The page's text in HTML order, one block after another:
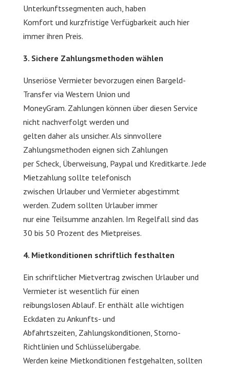
Unterkunftssegmenten auch, haben
Komfort und kurzfristige Verfügbarkeit auch hier
immer ihren Preis.
3. Sichere Zahlungsmethoden wählen
Unseriöse Vermieter bevorzugen einen Bargeld-
Transfer via Western Union und
MoneyGram. Zahlungen können über diesen Service
nicht nachverfolgt werden und
gelten daher als unsicher. Als sinnvollere
Zahlungsmethoden eignen sich Zahlungen
per Scheck, Überweisung, Paypal und Kreditkarte. Jede
Mietzahlung sollte telefonisch
zwischen Urlauber und Vermieter abgestimmt
werden. Zudem sollten Urlauber immer
nur eine Teilsumme anzahlen. Im Regelfall sind das
30 bis 50 Prozent des Mietpreises.
4. Mietkonditionen schriftlich festhalten
Ein schriftlicher Mietvertrag zwischen Urlauber und
Vermieter ist wesentlich für einen
reibungslosen Ablauf. Er enthält alle wichtigen
Eckdaten zu Ankunfts- und
Abfahrtszeiten, Zahlungskonditionen, Storno-
Richtlinien und Schlüsselübergabe.
Werden keine Mietkonditionen festgehalten, sollten